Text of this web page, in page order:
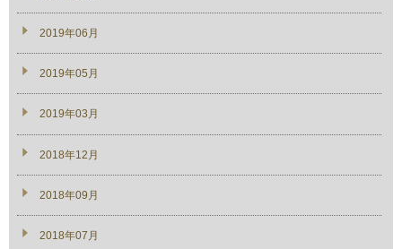
2019年06月
2019年05月
2019年03月
2018年12月
2018年09月
2018年07月